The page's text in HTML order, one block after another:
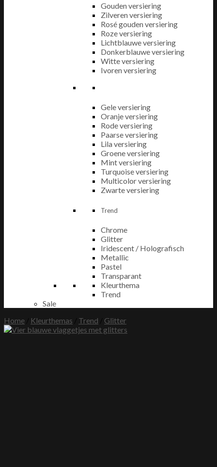
Gouden versiering
Zilveren versiering
Rosé gouden versiering
Roze versiering
Lichtblauwe versiering
Donkerblauwe versiering
Witte versiering
Ivoren versiering
Gele versiering
Oranje versiering
Rode versiering
Paarse versiering
Lila versiering
Groene versiering
Mint versiering
Turquoise versiering
Multicolor versiering
Zwarte versiering
Trend
Chrome
Glitter
Iridescent / Holografisch
Metallic
Pastel
Transparant
Kleurthema
Trend
Sale
Home
Kleurthemas Trend Glitter